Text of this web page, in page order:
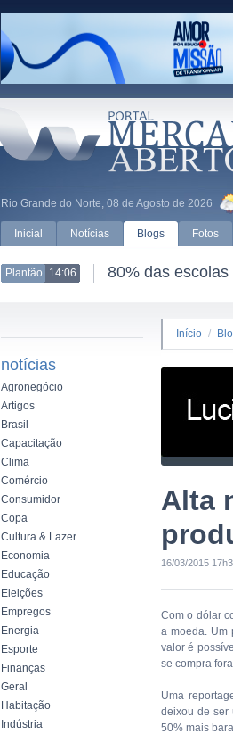
Rio Grande do Norte, 08 de Agosto de 2026
Inicial Notícias Blogs Fotos
Plantão 14:06 80% das
notícias
Agronegócio
Artigos
Brasil
Capacitação
Clima
Comércio
Consumidor
Copa
Cultura & Lazer
Economia
Educação
Eleições
Empregos
Energia
Esporte
Finanças
Geral
Habitação
Indústria
Início /
Alta
16/03/2015
Com o dólar
a moeda. Um
valor é
se compra
Uma
deixou de ser
50% mais